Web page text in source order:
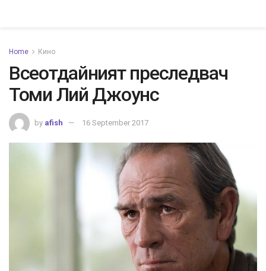
Home Кино
Всеотдайният преследвач
Томи Лий Джоунс
by afish 16 September 2017